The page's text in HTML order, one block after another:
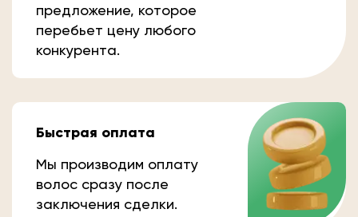
предложение, которое
перебьет цену любого
конкурента.
Быстрая оплата
Мы производим оплату
волос сразу после
заключения сделки.